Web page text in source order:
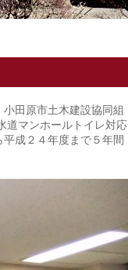
田原市土木建設協同組
道マンホールトイレ対応
成２４年度まで５年間